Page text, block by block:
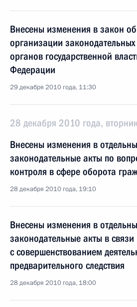
Внесены изменения в закон
организации
органов государственной
Федерации
29 декабря 2010 года, 11:30
28 декабря 2010 года,
Внесены изменения в
законодательные акты по
контроля в сфере оборота
28 декабря 2010 года, 19:10
Внесены изменения в
законодательные акты в связи
с совершенствованием
предварительного следствия
28 декабря 2010 года, 18:00